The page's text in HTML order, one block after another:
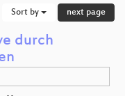
Sort by next page
durch